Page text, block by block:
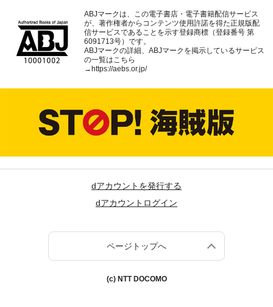
ABJマークは、この電子書店・電子書籍配信サービス
が、著作権者からコンテンツ使用許諾を得た正規版配
信サービスであることを示す登録商標（登録番号 第
6091713号）です。
ABJマークの詳細、ABJマークを掲示しているサービス
の一覧はこちら
→ https://aebs.or.jp/
dアカウントを発行する
dアカウントログイン
ページトップへ
(c) NTT DOCOMO